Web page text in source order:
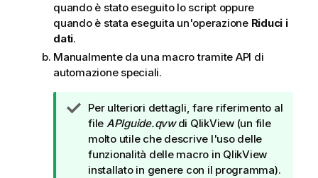
quando è stato eseguito lo script oppure
quando è stata eseguita un'operazione Riduci i
dati.
Manualmente da una macro tramite API di
automazione speciali.
N
o
t
a
d
Per ulteriori dettagli, fare riferimento al
file APIguide.qvwdi QlikView (un file
molto utile che descrive l'uso delle
funzionalità delle macro in QlikView
installato in genere con il programma).